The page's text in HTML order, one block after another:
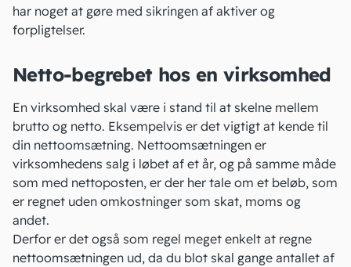
har noget at gøre med sikringen af aktiver og
forpligtelser.
Netto-begrebet hos en virksomhed
En virksomhed skal være i stand til at skelne mellem
brutto og netto. Eksempelvis er det vigtigt at kende til
din nettoomsætning. Nettoomsætningen er
virksomhedens salg i løbet af et år, og på samme måde
som med nettoposten, er der her tale om et beløb, som
er regnet uden omkostninger som skat, moms og
andet.
Derfor er det også som regel meget enkelt at regne
nettoomsætningen ud, da du blot skal gange antallet af